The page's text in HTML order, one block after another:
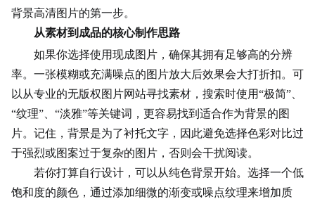
背景高清图片的第一步。
从素材到成品的核心制作思路
如果你选择使用现成图片，确保其拥有足够高的分辨
率。一张模糊或充满噪点的图片放大后效果会大打折扣。可
以从专业的无版权图片网站寻找素材，搜索时使用“极简”、
“纹理”、“淡雅”等关键词，更容易找到适合作为背景的图
片。记住，背景是为了衬托文字，因此避免选择色彩对比过
于强烈或图案过于复杂的图片，否则会干扰阅读。
若你打算自行设计，可以从纯色背景开始。选择一个低
饱和度的颜色，通过添加细微的渐变或噪点纹理来增加质